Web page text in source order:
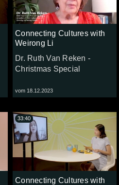
Connecting Cultures with
Weirong Li
Dr. Ruth Van Reken -
Christmas Special
vom 18.12.2023
Connecting Cultures with
33:40